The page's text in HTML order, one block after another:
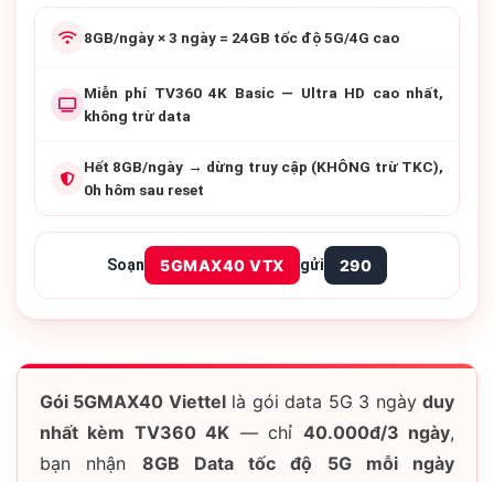
8GB/ngày × 3 ngày = 24GB tốc độ 5G/4G cao
Miễn phí TV360 4K Basic— Ultra HD cao nhất,
không trừ data
Hết 8GB/ngày → dừng truy cập (KHÔNG trừ TKC),
0h hôm sau reset
Soạn 5GMAX40 VTX gửi 290
Gói 5GMAX40 Viettellà gói data 5G 3 ngàyduy
nhất kèm TV360 4K — chỉ 40.000đ/3 ngày,
bạn nhận 8GB Data tốc độ 5G mỗi ngày